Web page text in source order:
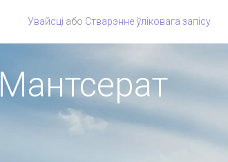
Увайсці або Стварэнне ўліковага запісу